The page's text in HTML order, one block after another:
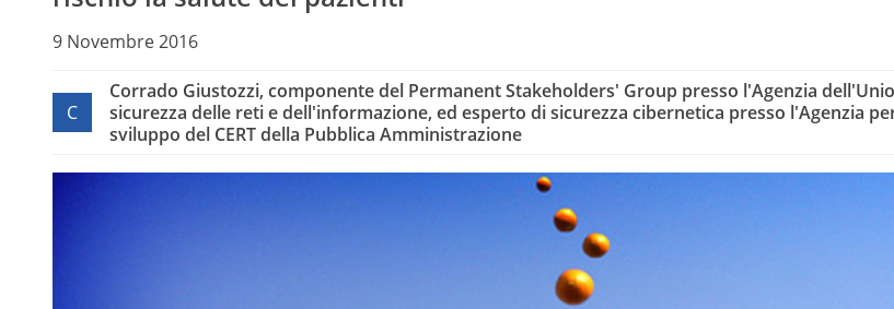
9 Novembre 2016
C
Corrado Giustozzi, componente del Permanent Stakeholders' Group presso l'Agenzia
sicurezza delle reti e dell'informazione, ed esperto di sicurezza cibernetica presso l'Agenzia
sviluppo del CERT della Pubblica Amministrazione